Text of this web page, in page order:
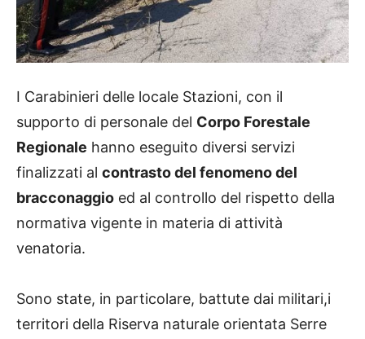
I Carabinieri delle locale Stazioni, con il
supporto di personale del Corpo Forestale
Regionale hanno eseguito diversi servizi
finalizzati al contrasto del fenomeno del
bracconaggio ed al controllo del rispetto della
normativa vigente in materia di attività
venatoria.
Sono state, in particolare, battute dai militari,i
territori della Riserva naturale orientata Serre